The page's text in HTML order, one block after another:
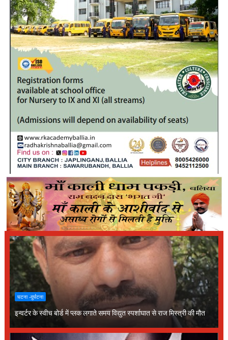
घटना -दुर्घटना
इन्वर्टर के स्वीच बोर्ड में प्लक लगाते समय विद्युत स्पर्शाघात से राज मिस्त्री की मौत